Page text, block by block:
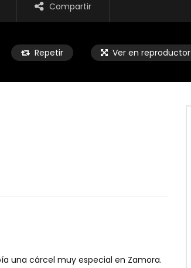
Compartir
Repetir Ver en reproductor
una cárcel muy especial en Zamora.